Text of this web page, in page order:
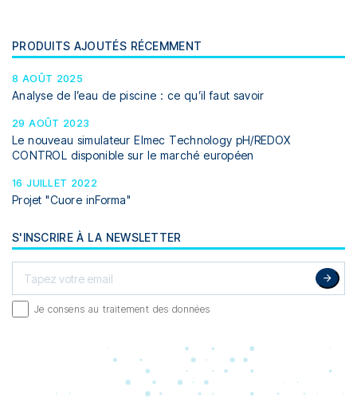
PRODUITS AJOUTÉS RÉCEMMENT
8 AOÛT 2025
Analyse de l’eau de piscine : ce qu’il faut savoir
29 AOÛT 2023
Le nouveau simulateur Elmec Technology pH/REDOX
CONTROL disponible sur le marché européen
16 JUILLET 2022
Projet "Cuore inForma"
S'INSCRIRE À LA NEWSLETTER
Je consens au traitement des données